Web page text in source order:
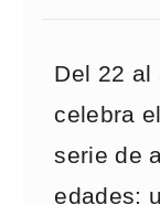
Del 22 al
celebra
serie de
edades: